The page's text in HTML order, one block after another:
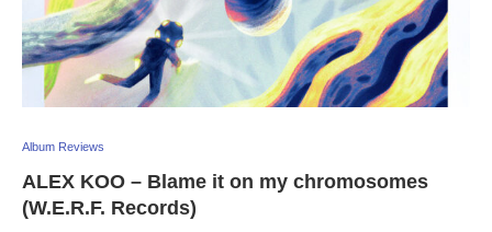
Album Reviews
ALEX KOO – Blame it on my chromosomes
(W.E.R.F. Records)